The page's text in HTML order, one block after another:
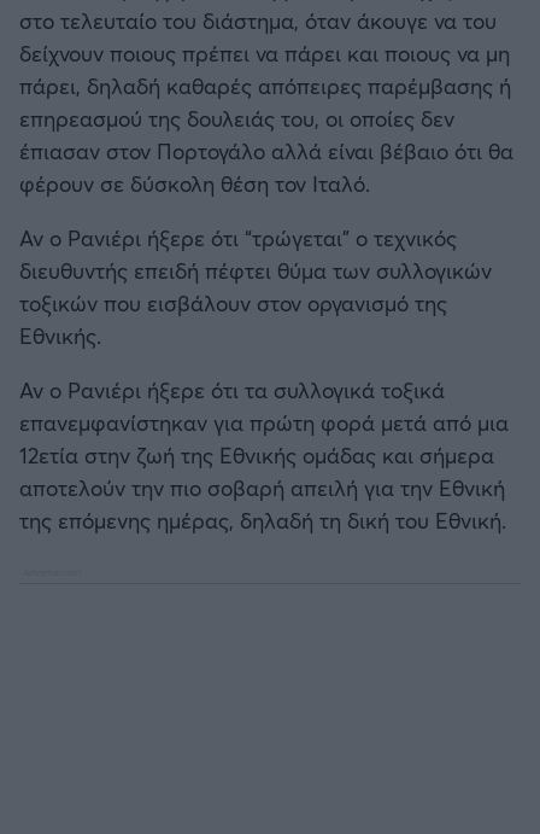
στο τελευταίο του διάστημα, όταν άκουγε να του
δείχνουν ποιους πρέπει να πάρει και ποιους να μη
πάρει, δηλαδή καθαρές απόπειρες παρέμβασης ή
επηρεασμού της δουλειάς του, οι οποίες δεν
έπιασαν στον Πορτογάλο αλλά είναι βέβαιο ότι θα
φέρουν σε δύσκολη θέση τον Ιταλό.
Αν ο Ρανιέρι ήξερε ότι “τρώγεται” ο τεχνικός
διευθυντής επειδή πέφτει θύμα των συλλογικών
τοξικών που εισβάλουν στον οργανισμό της
Εθνικής.
Αν ο Ρανιέρι ήξερε ότι τα συλλογικά τοξικά
επανεμφανίστηκαν για πρώτη φορά μετά από μια
12ετία στην ζωή της Εθνικής ομάδας και σήμερα
αποτελούν την πιο σοβαρή απειλή για την Εθνική
της επόμενης ημέρας, δηλαδή τη δική του Εθνική.